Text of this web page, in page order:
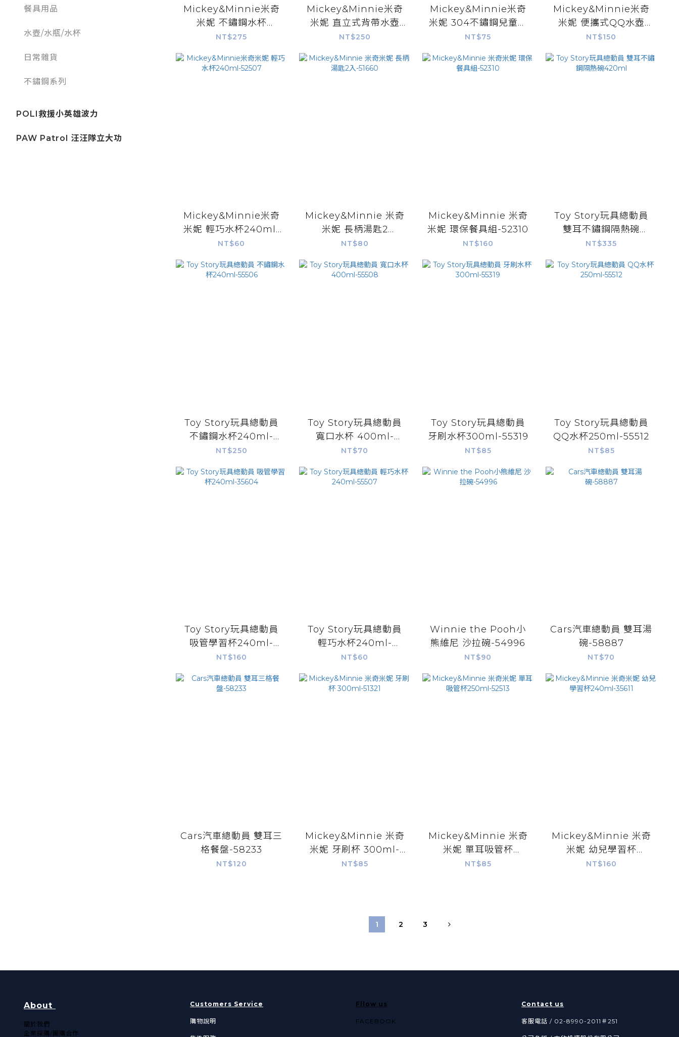
餐具用品
水壺/水瓶/水杯
日常雜貨
不鏽鋼系列
POLI救援小英雄波力
PAW Patrol 汪汪隊立大功
Mickey&Minnie米奇
米妮 不鏽鋼水杯
240ml-52506
NT$275
Mickey&Minnie米奇
米妮 直立式背帶水壺
650ml-31334
NT$250
Mickey&Minnie米奇
米妮 304不鏽鋼兒童湯
匙(2入)-52304
NT$75
Mickey&Minnie米奇
米妮 便攜式QQ水壺
350ml-31330
NT$150
Mickey&Minnie米奇
米妮 輕巧水杯240ml-
52507
NT$60
Mickey&Minnie 米奇
米妮 長柄湯匙2
入-51660
NT$80
Mickey&Minnie 米奇
米妮 環保餐具組-52310
NT$160
Toy Story玩具總動員
雙耳不鏽鋼隔熱碗
420ml
NT$335
Toy Story玩具總動員
不鏽鋼水杯240ml-
55506
NT$250
Toy Story玩具總動員
寬口水杯 400ml-
55508
NT$70
Toy Story玩具總動員
牙刷水杯300ml-55319
NT$85
Toy Story玩具總動員
QQ水杯250ml-55512
NT$85
Toy Story玩具總動員
吸管學習杯240ml-
35604
NT$160
Toy Story玩具總動員
輕巧水杯240ml-
55507
NT$60
Winnie the Pooh小
熊維尼 沙拉碗-54996
NT$90
Cars汽車總動員 雙耳湯
碗-58887
NT$70
Cars汽車總動員 雙耳三
格餐盤-58233
NT$120
Mickey&Minnie 米奇
米妮 牙刷杯 300ml-
51321
NT$85
Mickey&Minnie 米奇
米妮 單耳吸管杯
250ml-52513
NT$85
Mickey&Minnie 米奇
米妮 幼兒學習杯
240ml-35611
NT$160
1 2 3
About
關於我們​
企業採購/團購合作
Customers Service
購物說明
Fllow us
FACEBOOK
Contact us
客服電話 / 02-8990-2011＃251